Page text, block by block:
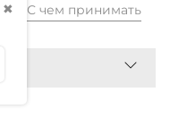
✖ С чем принимать